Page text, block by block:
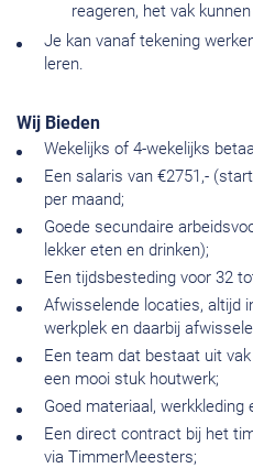
reageren, het vak
Je kan vanaf tekening
leren.
Wij Bieden
Wekelijks of 4-wekelijks
Een salaris van €2751,-
per maand;
Goede secundaire
lekker eten en drinken);
Een tijdsbesteding voor 32
Afwisselende locaties, altijd
werkplek en daarbij
Een team dat bestaat uit vak
een mooi stuk houtwerk;
Goed materiaal, werkkleding
Een direct contract bij het
via TimmerMeesters;